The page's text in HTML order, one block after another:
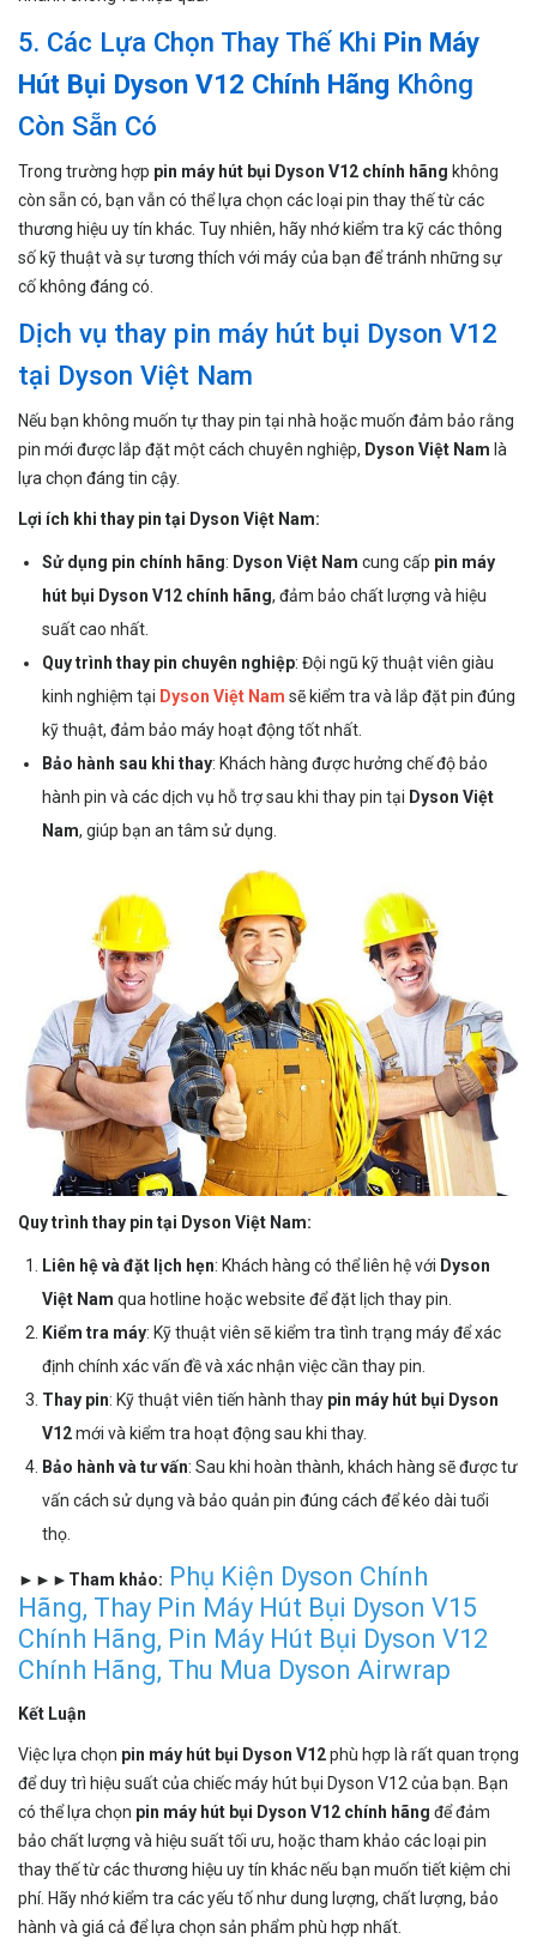
5. Các Lựa Chọn Thay Thế Khi Pin Máy
Hút Bụi Dyson V12 Chính Hãng Không
Còn Sẵn Có
Trong trường hợp pin máy hút bụi Dyson V12 chính hãng không
còn sẵn có, bạn vẫn có thể lựa chọn các loại pin thay thế từ các
thương hiệu uy tín khác. Tuy nhiên, hãy nhớ kiểm tra kỹ các thông
số kỹ thuật và sự tương thích với máy của bạn để tránh những sự
cố không đáng có.
Dịch vụ thay pin máy hút bụi Dyson V12
tại Dyson Việt Nam
Nếu bạn không muốn tự thay pin tại nhà hoặc muốn đảm bảo rằng
pin mới được lắp đặt một cách chuyên nghiệp, Dyson Việt Nam là
lựa chọn đáng tin cậy.
Lợi ích khi thay pin tại Dyson Việt Nam:
Sử dụng pin chính hãng: Dyson Việt Nam cung cấp pin máy
hút bụi Dyson V12 chính hãng, đảm bảo chất lượng và hiệu
suất cao nhất.
Quy trình thay pin chuyên nghiệp: Đội ngũ kỹ thuật viên giàu
kinh nghiệm tại Dyson Việt Nam sẽ kiểm tra và lắp đặt pin đúng
kỹ thuật, đảm bảo máy hoạt động tốt nhất.
Bảo hành sau khi thay: Khách hàng được hưởng chế độ bảo
hành pin và các dịch vụ hỗ trợ sau khi thay pin tại Dyson Việt
Nam, giúp bạn an tâm sử dụng.
Quy trình thay pin tại Dyson Việt Nam:
Liên hệ và đặt lịch hẹn: Khách hàng có thể liên hệ với Dyson
Việt Nam qua hotline hoặc website để đặt lịch thay pin.
Kiểm tra máy: Kỹ thuật viên sẽ kiểm tra tình trạng máy để xác
định chính xác vấn đề và xác nhận việc cần thay pin.
Thay pin: Kỹ thuật viên tiến hành thay pin máy hút bụi Dyson
V12mới và kiểm tra hoạt động sau khi thay.
Bảo hành và tư vấn: Sau khi hoàn thành, khách hàng sẽ được tư
vấn cách sử dụng và bảo quản pin đúng cách để kéo dài tuổi
thọ.
►►►Tham khảo:
Phụ Kiện Dyson Chính
Hãng, Thay Pin Máy Hút Bụi Dyson V15
Chính Hãng, Pin Máy Hút Bụi Dyson V12
Chính Hãng, Thu Mua Dyson Airwrap
Kết Luận
Việc lựa chọn pin máy hút bụi Dyson V12phù hợp là rất quan trọng
để duy trì hiệu suất của chiếc máy hút bụi Dyson V12 của bạn. Bạn
có thể lựa chọn pin máy hút bụi Dyson V12 chính hãng để đảm
bảo chất lượng và hiệu suất tối ưu, hoặc tham khảo các loại pin
thay thế từ các thương hiệu uy tín khác nếu bạn muốn tiết kiệm chi
phí. Hãy nhớ kiểm tra các yếu tố như dung lượng, chất lượng, bảo
hành và giá cả để lựa chọn sản phẩm phù hợp nhất.